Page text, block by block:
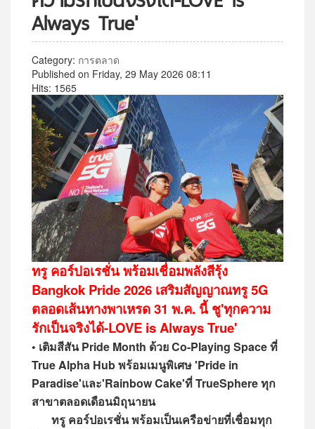
Always True'
Category: การตลาด
Published on Friday, 29 May 2026 08:11
Hits: 1565
ทรู คอร์ปอเรชั่น พร้อมเชื่อมพลังสีรุ้ง
Bangkok Pride 2026 เสริมสัญญาณทรู 5G
ตลอดเส้นทางพาเหรด 31 พ.ค. นี้ ชู'ทุกความ
รักเป็นจริงได้-LOVE is Always True'
• เติมสีสัน Pride Month ด้วย Co-Playing Space ที่
True Alpha Hub พร้อมเมนูพิเศษ 'Pride in
Paradise'และ'Rainbow Cake'ที่ TrueSphere ทุก
สาขาตลอดเดือนมิถุนายน
ทรู คอร์ปอเรชั่น พร้อมเป็นเครือข่ายที่เชื่อมทุก